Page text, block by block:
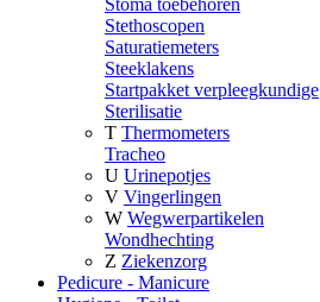
Stoma toebehoren
Stethoscopen
Saturatiemeters
Steeklakens
Startpakket verpleegkundige
Sterilisatie
T Thermometers
Tracheo
U Urinepotjes
V Vingerlingen
W Wegwerpartikelen
Wondhechting
Z Ziekenzorg
Pedicure - Manicure